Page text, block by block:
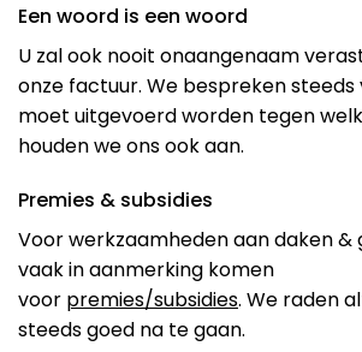
Een woord is een woord
U zal ook nooit onaangenaam
onze factuur. We bespreken
moet uitgevoerd worden tegen
houden we ons ook aan.
Premies & subsidies
Voor werkzaamheden aan daken &
vaak in aanmerking komen
voor premies/subsidies. We raden
steeds goed na te gaan.